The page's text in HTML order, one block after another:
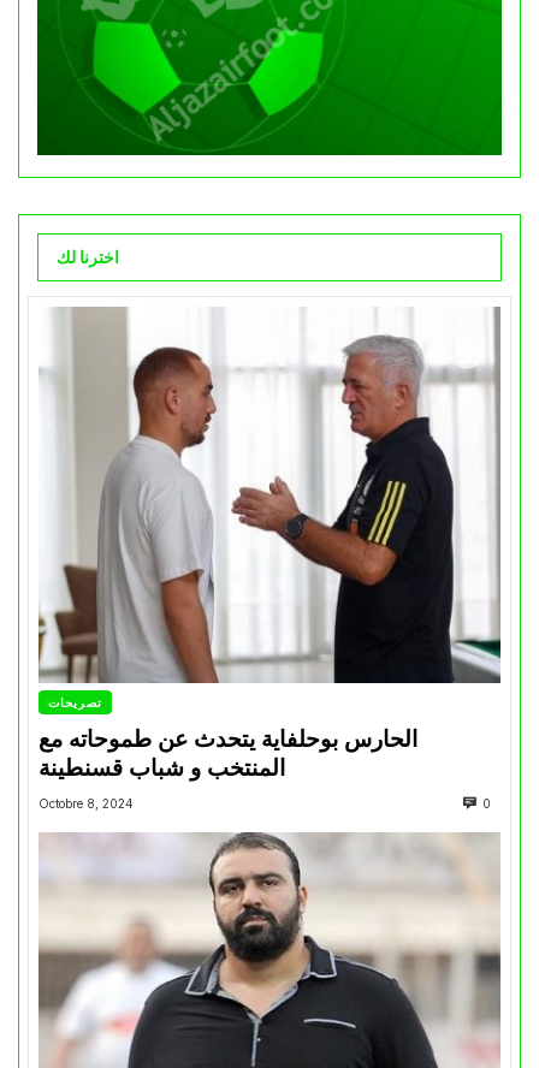
اخترنا لك
تصريحات
الحارس بوحلفاية يتحدث عن طموحاته مع
المنتخب و شباب قسنطينة
Octobre 8, 2024 0